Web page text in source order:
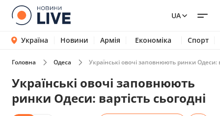
UA
Україна Новини Армія Економіка Спорт
Головна Одеса Українські овочі заповнюють ринки Одеси:
Українські овочі заповнюють
ринки Одеси: вартість сьогодні